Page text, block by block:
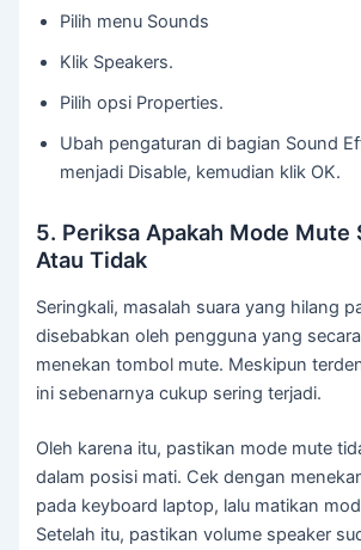
Pilih menu Sounds
Klik Speakers.
Pilih opsi Properties.
Ubah pengaturan di bagian Sound
menjadi Disable, kemudian klik OK.
5. Periksa Apakah Mode Mute
Atau Tidak
Seringkali, masalah suara yang hilang
disebabkan oleh pengguna yang
menekan tombol mute. Meskipun
ini sebenarnya cukup sering terjadi.
Oleh karena itu, pastikan mode mute
dalam posisi mati. Cek dengan
pada keyboard laptop, lalu matikan
Setelah itu, pastikan volume speaker